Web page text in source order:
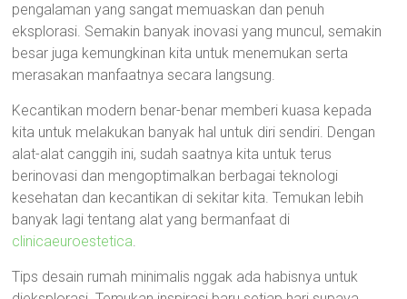
pengalaman yang sangat memuaskan dan penuh
eksplorasi. Semakin banyak inovasi yang muncul, semakin
besar juga kemungkinan kita untuk menemukan serta
merasakan manfaatnya secara langsung.
Kecantikan modern benar-benar memberi kuasa kepada
kita untuk melakukan banyak hal untuk diri sendiri. Dengan
alat-alat canggih ini, sudah saatnya kita untuk terus
berinovasi dan mengoptimalkan berbagai teknologi
kesehatan dan kecantikan di sekitar kita. Temukan lebih
banyak lagi tentang alat yang bermanfaat di
clinicaeuroestetica.
Tips desain rumah minimalis nggak ada habisnya untuk